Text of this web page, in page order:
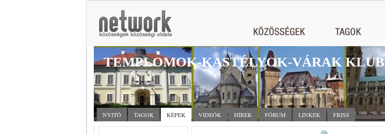
TEMPLOMOK-KASTÉLYOK-VÁRAK KLUB
NYITÓ TAGOK KÉPEK VIDEÓK HÍREK FÓRUM LINKEK FRISS